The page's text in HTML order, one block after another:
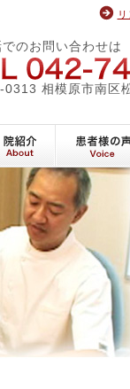
リ
クオフ
のお問い合わせは
0313 相模原市南区